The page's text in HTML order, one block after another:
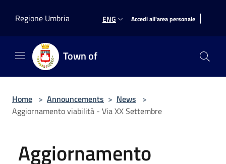
Regione Umbria
ENG Accedi all'area personale |
Town of
Home > Announcements > News >
Aggiornamento viabilità - Via XX Settembre
Aggiornamento